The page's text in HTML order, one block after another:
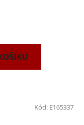
Kód: E165337